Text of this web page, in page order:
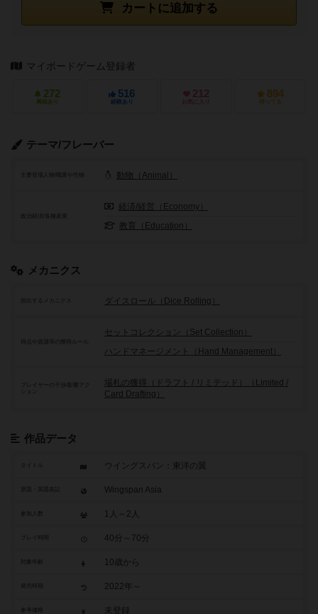
カートに追加する
マイボードゲーム登録者
272
興味あり
516
経験あり
212
お気に入り
894
持ってる
テーマ/フレーバー
動物（Animal）
政治経済/各種産業
経済/経営（Economy）
教育（Education）
メカニクス
頻出するメカニクス ダイスロール（Dice Rolling）
得点や資源等の獲得ルール
セットコレクション（Set Collection）
ハンドマネージメント（Hand Management）
プレイヤーの干渉/影響アク
場札の獲得（ドラフト / リミテッド）（Limited /
Card Drafting）
作品データ
タイトル ウイングスパン：東洋の翼
原題・英題表記 Wingspan Asia
参加人数 1人～2人
40分～70分
対象年齢 10歳から
2022年～
参考価格 未登録